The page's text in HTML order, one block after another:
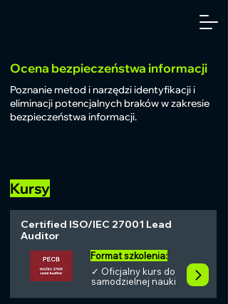
Ocena bezpieczeństwa informacji
Poznanie metod i narzędzi identyfikacji i
eliminacji potencjalnych braków w zakresie
bezpieczeństwa informacji.
Kursy
Certified ISO/IEC 27001 Lead
Auditor
Format szkolenia:
✓ Oficjalny kurs do
samodzielnej nauki